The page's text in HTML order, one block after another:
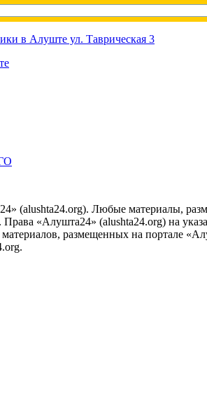
(alushta24.org). Любые материалы,
«Алушта24» (alushta24.org) на
размещенных на портале